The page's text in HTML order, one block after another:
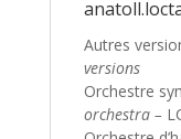
Autres
versions
Orchestre
orchestra –